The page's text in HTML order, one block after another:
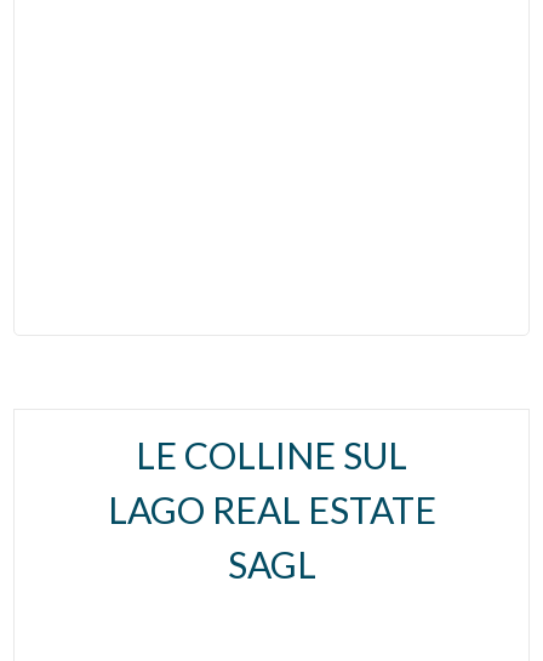
LE COLLINE SUL
LAGO REAL ESTATE
SAGL